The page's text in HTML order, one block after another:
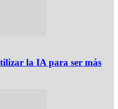
la IA para ser más